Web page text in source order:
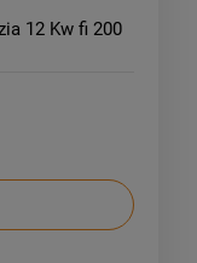
12 Kw fi 200